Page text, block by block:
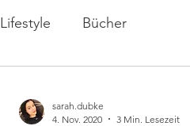
Lifestyle Bücher
sarah.dubke
4. Nov. 2020
3 Min. Lesezeit